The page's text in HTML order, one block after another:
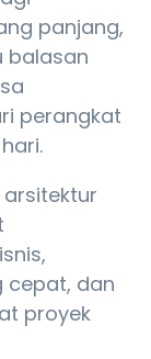
panjang,
balasan
perangkat
cepat, dan
proyek